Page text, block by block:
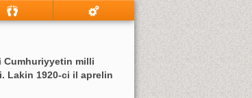
Cumhuriyyetin milli
Lakin 1920-ci il aprelin